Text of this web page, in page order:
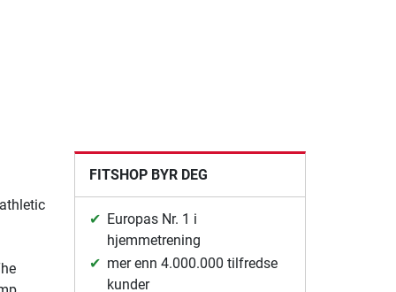
FITSHOP BYR DEG
Europas Nr. 1 i
hjemmetrening
mer enn 4.000.000 tilfredse
kunder